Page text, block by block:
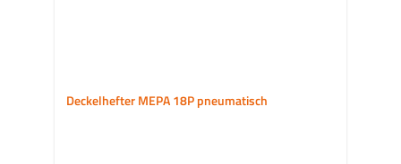
Deckelhefter MEPA 18P pneumatisch